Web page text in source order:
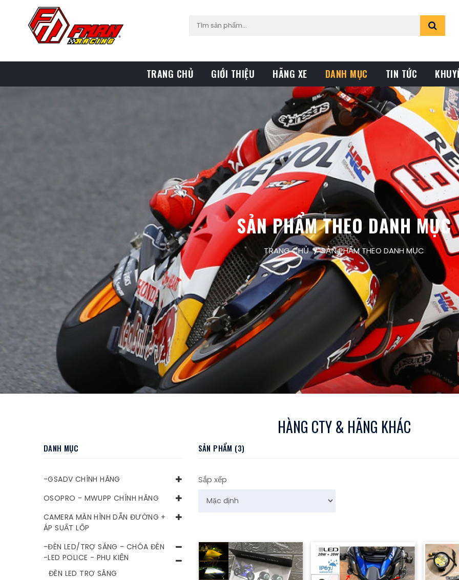
TRANG CHỦ GIỚI THIỆU HÃNG XE DANH MỤC TIN TỨC
SẢN PHẨM THEO DANH MỤC
TRANG CHỦ SẢN PHẨM THEO DANH MỤC
HÀNG CTY & HÃNG KHÁC
DANH MỤC
-GSADV CHÍNH HÃNG
OSOPRO - MWUPP CHÍNH HÃNG
CAMERA MÀN HÌNH DẪN ĐƯỜNG +
ÁP SUẤT LỐP
-ĐÈN LED/TRỢ SÁNG - CHÓA ĐÈN
-LED POLICE - PHỤ KIỆN
ĐÈN LED TRỢ SÁNG
SẢN PHẨM (3)
Sắp xếp